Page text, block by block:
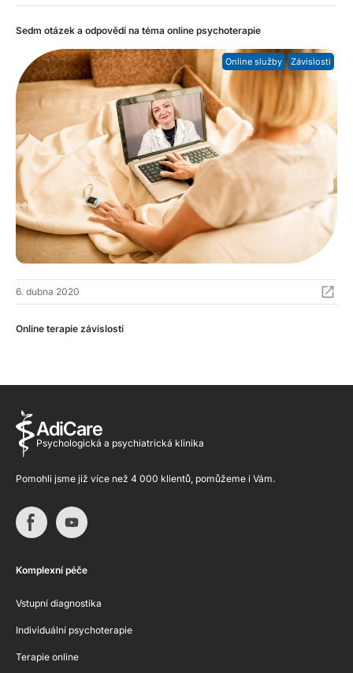
Sedm otázek a odpovědí na téma online psychoterapie
Online služby Závislosti
6. dubna 2020
Online terapie závislosti
AdiCare
Psychologická a psychiatrická klinika
Pomohli jsme již více než 4 000 klientů, pomůžeme i Vám.
Komplexní péče
Vstupní diagnostika
Individuální psychoterapie
Terapie online